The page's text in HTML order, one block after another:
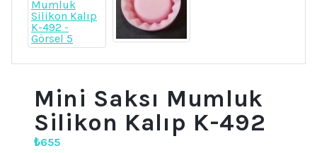
Mini Saksı Mumluk
Silikon Kalıp K-492
₺655